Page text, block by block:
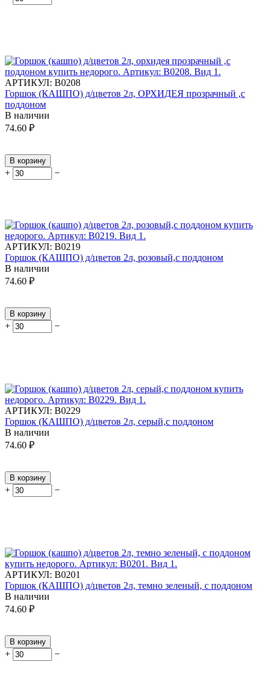
АРТИКУЛ: В0208
Горшок (КАШПО) д/цветов 2л, ОРХИДЕЯ прозрачный ,с
поддоном
В наличии
74.60 ₽
В корзину
+ −
АРТИКУЛ: В0219
Горшок (КАШПО) д/цветов 2л, розовый,с поддоном
В наличии
74.60 ₽
В корзину
+ −
АРТИКУЛ: В0229
Горшок (КАШПО) д/цветов 2л, серый,с поддоном
В наличии
74.60 ₽
В корзину
+ −
АРТИКУЛ: В0201
Горшок (КАШПО) д/цветов 2л, темно зеленый, с поддоном
В наличии
74.60 ₽
В корзину
+ −